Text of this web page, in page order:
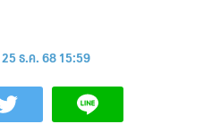
25 ธ.ค. 68 15:59